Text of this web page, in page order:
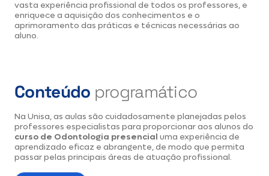
vasta experiência profissional de todos os professores, e
enriquece a aquisição dos conhecimentos e o
aprimoramento das práticas e técnicas necessárias ao
aluno.
Conteúdo programático
Na Unisa, as aulas são cuidadosamente planejadas pelos
professores especialistas para proporcionar aos alunos do
curso de Odontologia presencial uma experiência de
aprendizado eficaz e abrangente, de modo que permita
passar pelas principais áreas de atuação profissional.